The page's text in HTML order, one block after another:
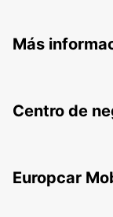
Más
Centro de
Europcar